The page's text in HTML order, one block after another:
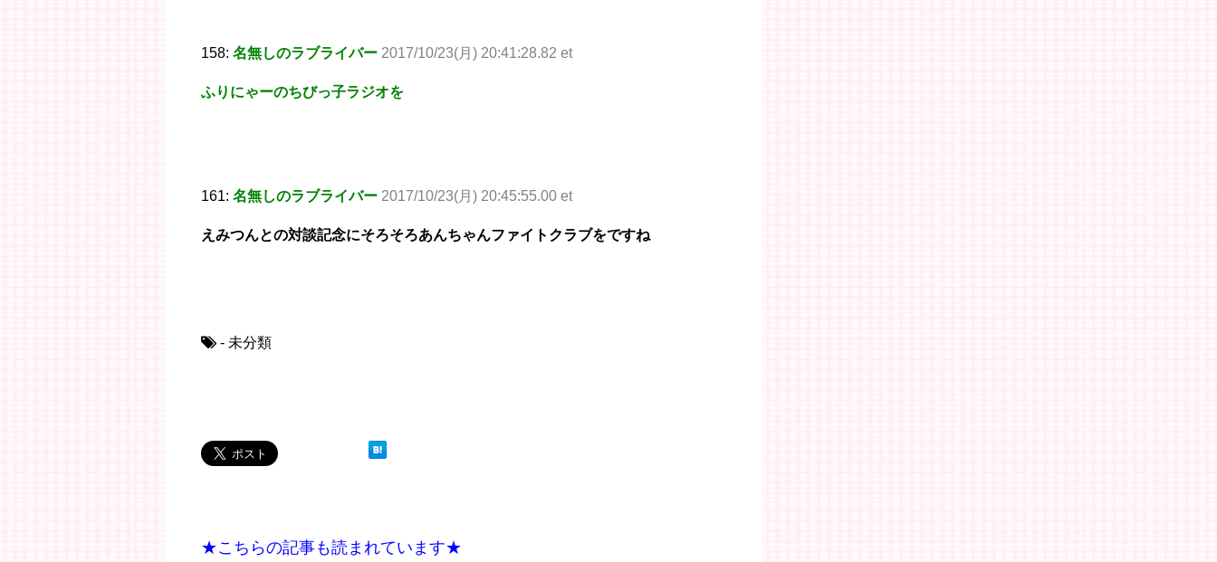
158: 名無しのラブライバー 2017/10/23(月) 20:41:28.82 et
ふりにゃーのちびっ子ラジオを
161: 名無しのラブライバー 2017/10/23(月) 20:45:55.00 et
えみつんとの対談記念にそろそろあんちゃんファイトクラブをですね
- 未分類
★こちらの記事も読まれています★